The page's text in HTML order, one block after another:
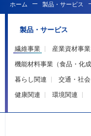
ホーム 製品・サービス
製品・サービス
繊維事業 産業資材事業
機能材料事業（食品・化成
暮らし関連 交通・社
健康関連 環境関連